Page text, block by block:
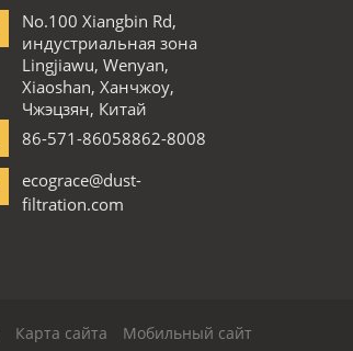
No.100 Xiangbin Rd,
индустриальная зона
Lingjiawu, Wenyan,
Xiaoshan, Ханчжоу,
Чжэцзян, Китай
86-571-86058862-8008
ecograce@dust-
filtration.com
Карта сайта Мобильный сайт